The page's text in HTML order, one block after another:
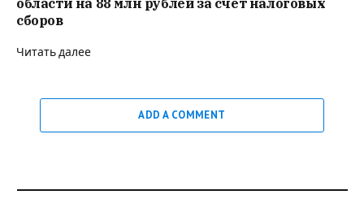
области на 88 млн рублей за счет налоговых
сборов
Читать далее
ADD A COMMENT